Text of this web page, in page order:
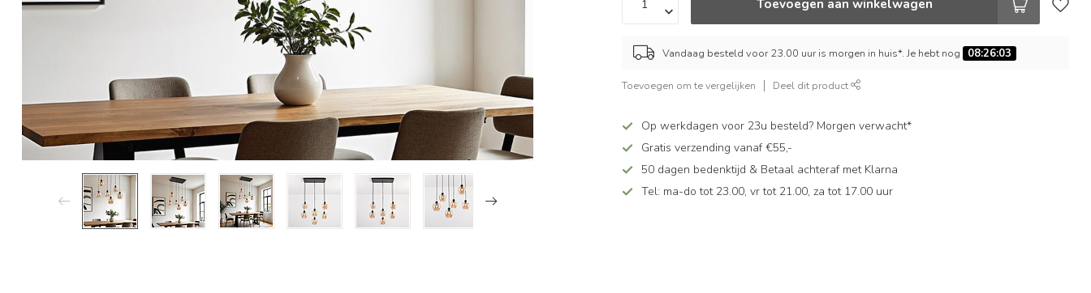
Toevoegen aan winkelwagen
Vandaag besteld voor 23.00 uur is morgen in huis*. Je hebt nog 08:26:02
Toevoegen om te vergelijken Deel dit product
Op werkdagen voor 23u besteld? Morgen verwacht*
Gratis verzending vanaf €55,-
50 dagen bedenktijd & Betaal achteraf met Klarna
Tel: ma-do tot 23.00, vr tot 21.00, za tot 17.00 uur